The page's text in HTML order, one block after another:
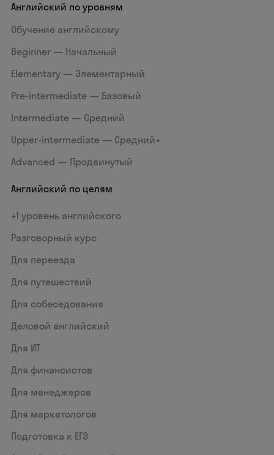
Английский по уровням
Обучение английскому
Beginner — Начальный
Elementary — Элементарный
Pre-intermediate — Базовый
Intermediate — Средний
Upper-intermediate — Средний+
Advanced — Продвинутый
Английский по целям
+1 уровень английского
Разговорный курс
Для переезда
Для путешествий
Для собеседования
Деловой английский
Для ИТ
Для финансистов
Для менеджеров
Для маркетологов
Подготовка к ЕГЭ